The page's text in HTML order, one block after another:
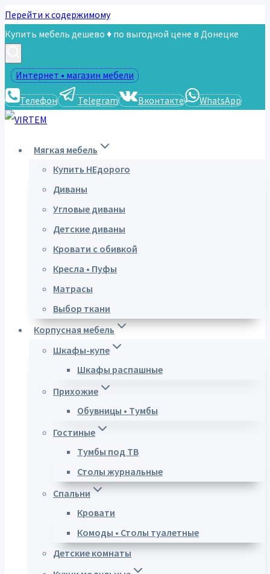
Перейти к содержимому
Купить мебель дешево ♦ по выгодной цене в Донецке
Интернет • магазин мебели
Телефон Telegram Вконтакте WhatsApp
Мягкая мебель
Купить НЕдорого
Диваны
Угловые диваны
Детские диваны
Кровати с обивкой
Кресла • Пуфы
Матрасы
Выбор ткани
Корпусная мебель
Шкафы-купе
Шкафы распашные
Прихожие
Обувницы • Тумбы
Гостиные
Тумбы под ТВ
Столы журнальные
Спальни
Кровати
Комоды • Столы туалетные
Детские комнаты